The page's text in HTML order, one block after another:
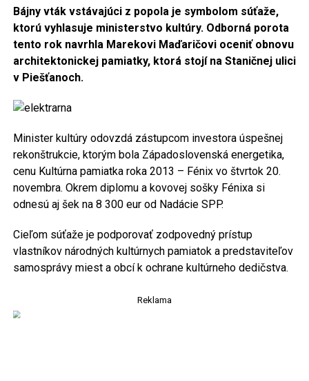
Bájny vták vstávajúci z popola je symbolom súťaže,
ktorú vyhlasuje ministerstvo kultúry. Odborná porota
tento rok navrhla Marekovi Maďaričovi oceniť obnovu
architektonickej pamiatky, ktorá stojí na Staničnej ulici
v Piešťanoch.
Minister kultúry odovzdá zástupcom investora úspešnej
rekonštrukcie, ktorým bola Západoslovenská energetika,
cenu Kultúrna pamiatka roka 2013 – Fénix vo štvrtok 20.
novembra. Okrem diplomu a kovovej sošky Fénixa si
odnesú aj šek na 8 300 eur od Nadácie SPP.
Cieľom súťaže je podporovať zodpovedný prístup
vlastníkov národných kultúrnych pamiatok a predstaviteľov
samosprávy miest a obcí k ochrane kultúrneho dedičstva.
Reklama